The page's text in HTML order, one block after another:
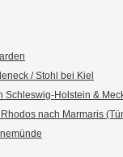
/ Stohl bei Kiel
Schleswig-Holstein &
nach Marmaris